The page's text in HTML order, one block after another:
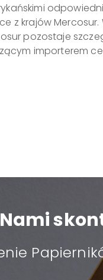
z krajów Mercosur.
pozostaje
importerem